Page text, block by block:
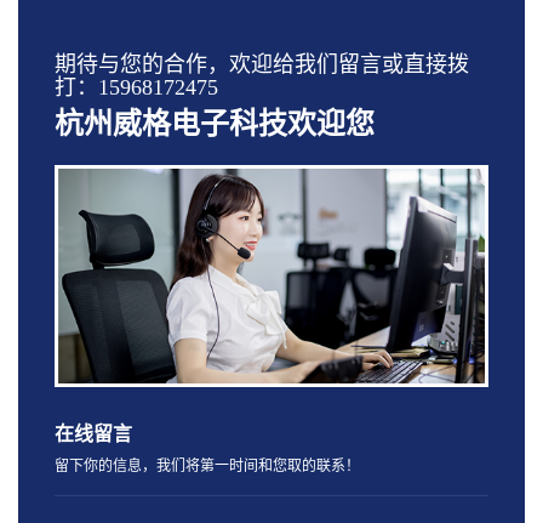
期待与您的合作，欢迎给我们留言或直接拨
打：15968172475
杭州威格电子科技欢迎您
在线留言
留下你的信息，我们将第一时间和您取的联系！